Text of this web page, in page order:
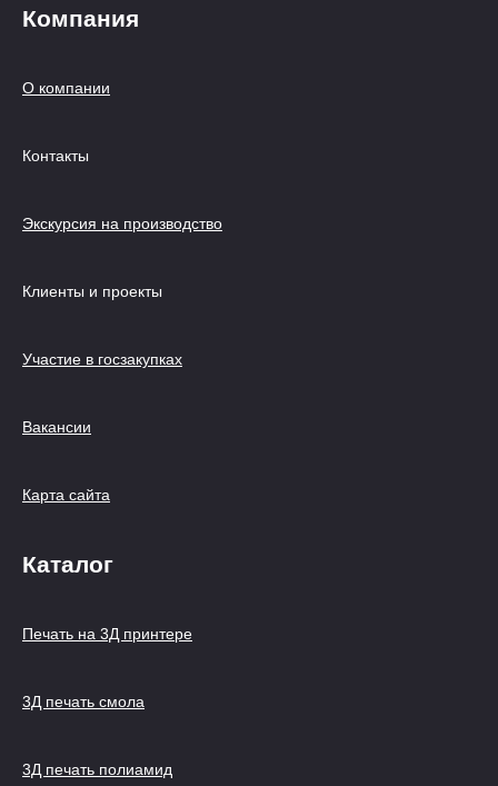
Компания
О компании
Контакты
Экскурсия на производство
Клиенты и проекты
Участие в госзакупках
Вакансии
Карта сайта
Каталог
Печать на 3Д принтере
3Д печать смола
3Д печать полиамид